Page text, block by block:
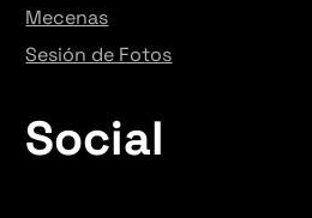
Mecenas
Sesión de Fotos
Social